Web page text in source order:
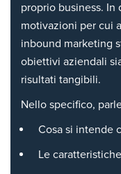
proprio business.
motivazioni per cui
inbound marketing
obiettivi aziendali
risultati tangibili.
Nello specifico,
Cosa si intende
Le